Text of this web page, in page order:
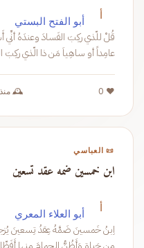
أ أبو الفتح البستي
عامِداً أو ساهِياَ مَن ذا الّذي ركِبَ الفَسادَ فَسادا
❤️ 0 🕰️ منذ 1,016 عام
📜 العباسي
ابن خمسين ضمه عقد تسعين
أ أبو العلاء المعري